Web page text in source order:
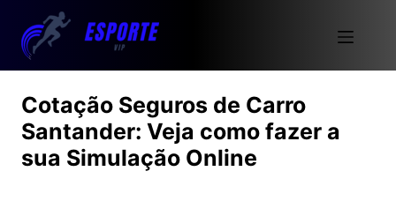
Cotação Seguros de Carro
Santander: Veja como fazer a
sua Simulação Online